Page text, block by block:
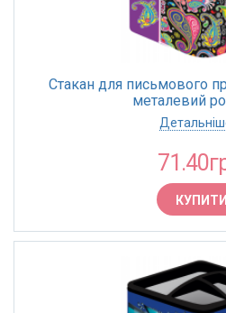
Стакан для письмового
металевий
КУПИТИ